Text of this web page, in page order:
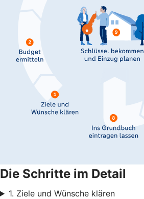
Die Schritte im Detail
1. Ziele und Wünsche klären